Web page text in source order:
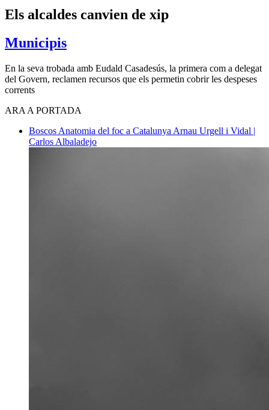
Els alcaldes canvien de xip
Municipis
En la seva trobada amb Eudald Casadesús, la primera com a delegat
del Govern, reclamen recursos que els permetin cobrir les despeses
corrents
ARA A PORTADA
Boscos Anatomia del foc a Catalunya Arnau Urgell i Vidal |
Carlos Albaladejo